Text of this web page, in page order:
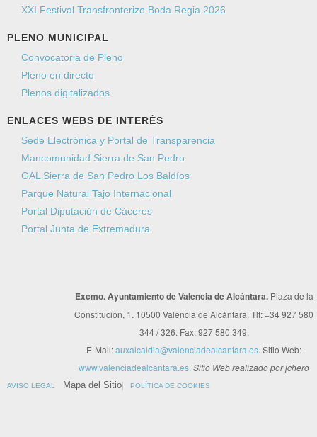
XXI Festival Transfronterizo Boda Regia 2026
PLENO MUNICIPAL
Convocatoria de Pleno
Pleno en directo
Plenos digitalizados
ENLACES WEBS DE INTERÉS
Sede Electrónica y Portal de Transparencia
Mancomunidad Sierra de San Pedro
GAL Sierra de San Pedro Los Baldíos
Parque Natural Tajo Internacional
Portal Diputación de Cáceres
Portal Junta de Extremadura
Excmo. Ayuntamiento de Valencia de Alcántara. Plaza de la
Constitución, 1. 10500 Valencia de Alcántara. Tlf: +34 927 580
344 / 326. Fax: 927 580 349.
E-Mail:auxalcaldia@valenciadealcantara.es. Sitio Web:
www.valenciadealcantara.es. Sitio Web realizado por jchero
AVISO LEGAL Mapa del Sitio POLÍTICA DE COOKIES